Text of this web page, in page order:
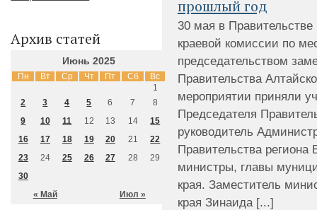
прошлый год
30 мая в
краевой комиссии по
председательством
Правительства
мероприятии приняли
Председателя
руководитель
Правительства
министры, главы
края. Заместитель
края Зинаида [...]
Архив статей
Июнь 2025
Пн Вт Ср Чт Пт Сб Вс
« Май Июл »
1
2
3 4 5 6 7
8
9
10 11 12 13 14
15
16
17 18 19 20 21
22
23
24 25 26 27 28
29
30